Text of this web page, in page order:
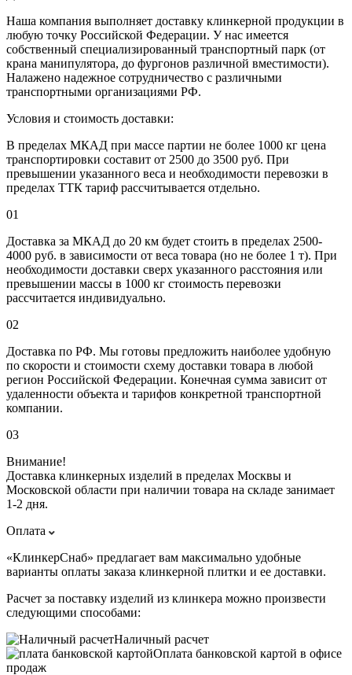
Наша компания выполняет доставку клинкерной продукции в
любую точку Российской Федерации. У нас имеется
собственный специализированный транспортный парк (от
крана манипулятора, до фургонов различной вместимости).
Налажено надежное сотрудничество с различными
транспортными организациями РФ.
Условия и стоимость доставки:
В пределах МКАД при массе партии не более 1000 кг цена
транспортировки составит от 2500 до 3500 руб. При
превышении указанного веса и необходимости перевозки в
пределах ТТК тариф рассчитывается отдельно.
01
Доставка за МКАД до 20 км будет стоить в пределах 2500-
4000 руб. в зависимости от веса товара (но не более 1 т). При
необходимости доставки сверх указанного расстояния или
превышении массы в 1000 кг стоимость перевозки
рассчитается индивидуально.
02
Доставка по РФ. Мы готовы предложить наиболее удобную
по скорости и стоимости схему доставки товара в любой
регион Российской Федерации. Конечная сумма зависит от
удаленности объекта и тарифов конкретной транспортной
компании.
03
Внимание!
Доставка клинкерных изделий в пределах Москвы и
Московской области при наличии товара на складе занимает
1-2 дня.
Оплата
«КлинкерСнаб» предлагает вам максимально удобные
варианты оплаты заказа клинкерной плитки и ее доставки.
Расчет за поставку изделий из клинкера можно произвести
следующими способами:
Наличный расчет
Оплата банковской картой в офисе
продаж